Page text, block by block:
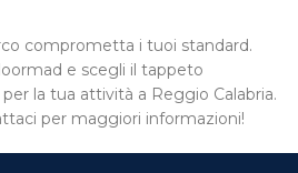
comprometta i tuoi standard.
e scegli il tappeto
la tua attività a Reggio Calabria.
per maggiori informazioni!